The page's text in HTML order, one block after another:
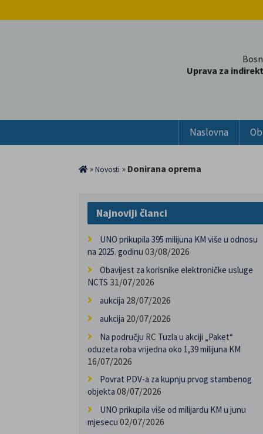
Uprava za
Naslovna
»Novosti » Donirana oprema
Najnoviji članci
UNO prikupila 395 milijuna KM više u odnosu
na 2025. godinu 03/08/2026
Obavijest za korisnike elektroničke usluge
NCTS 31/07/2026
aukcija 28/07/2026
aukcija 20/07/2026
Na području RC Tuzla u akciji „Paket“
oduzeta roba vrijedna oko 1,39 milijuna KM
16/07/2026
Povrat PDV-a za kupnju prvog stambenog
objekta 08/07/2026
UNO prikupila više od milijardu KM u junu
mjesecu 02/07/2026